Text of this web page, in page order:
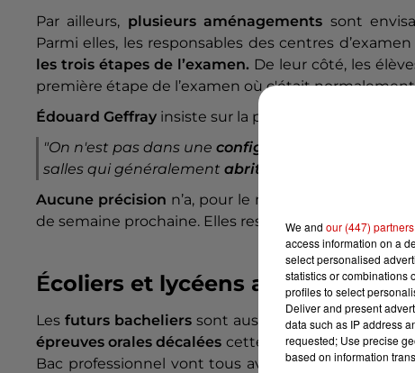
Par ailleurs, plusieurs aménagements sont
Parmi elles, les responsables des centres
les trois étapes de l’examen. De leur côté, les
première étape de l’examen où c'était
Édouard Geffray insiste sur la proximité réduite
"On n'est pas dans une configuration habituelle
salles qui généralement abritent entre 10 et 15
Aucune précision n’a, pour le moment, été
de semaine prochaine. Elles restent, à ce jour,
Écoliers et lycéens aussi
Les futurs bacheliers sont aussi touchés par la
épreuves orales décalées cette semaine. Les
Bac professionnel vont tous avoir lieu en matinée
We and our (447) partners
access information on a
select personalised
statistics or combinations
profiles to select
Deliver and present
data such as IP address
requested; Use precise
based on information